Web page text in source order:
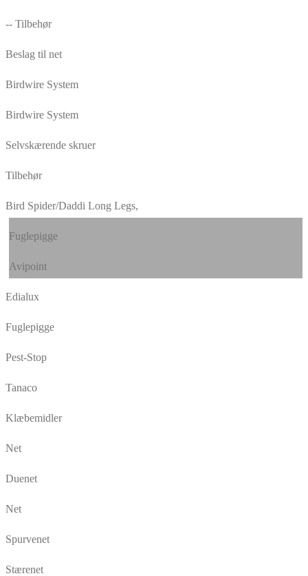
-- Tilbehør
Beslag til net
Birdwire System
Birdwire System
Selvskærende skruer
Tilbehør
Bird Spider/Daddi Long Legs,
Fuglepigge
Avipoint
Edialux
Fuglepigge
Pest-Stop
Tanaco
Klæbemidler
Net
Duenet
Net
Spurvenet
Stærenet